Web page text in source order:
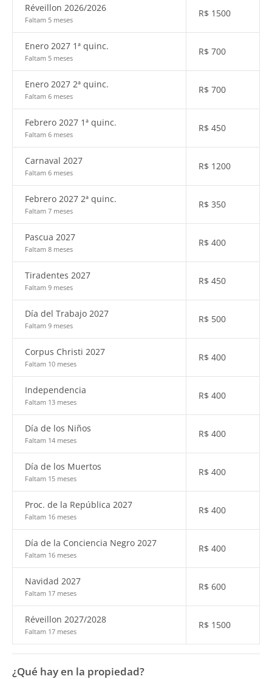
Réveillon 2026/2026
Faltam 5 meses
R$ 1500
Enero 2027 1ª quinc.
Faltam 5 meses
R$ 700
Enero 2027 2ª quinc.
Faltam 6 meses
R$ 700
Febrero 2027 1ª quinc.
Faltam 6 meses
R$ 450
Carnaval 2027
Faltam 6 meses
R$ 1200
Febrero 2027 2ª quinc.
Faltam 7 meses
R$ 350
Pascua 2027
Faltam 8 meses
R$ 400
Tiradentes 2027
Faltam 9 meses
R$ 450
Día del Trabajo 2027
Faltam 9 meses
R$ 500
Corpus Christi 2027
Faltam 10 meses
R$ 400
Independencia
Faltam 13 meses
R$ 400
Día de los Niños
Faltam 14 meses
R$ 400
Día de los Muertos
Faltam 15 meses
R$ 400
Proc. de la República 2027
Faltam 16 meses
R$ 400
Día de la Conciencia Negro 2027
Faltam 16 meses
R$ 400
Navidad 2027
Faltam 17 meses
R$ 600
Réveillon 2027/2028
Faltam 17 meses
R$ 1500
¿Qué hay en la propiedad?